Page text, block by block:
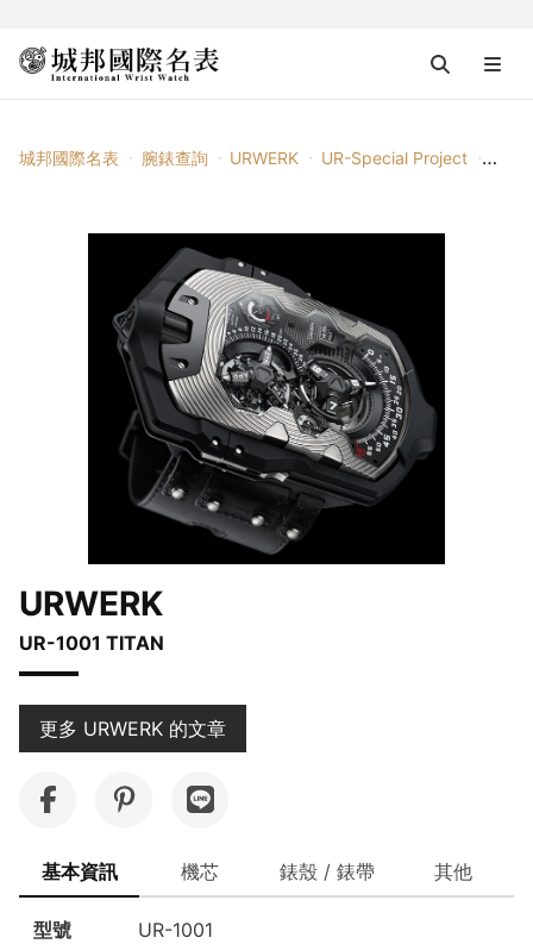
城邦國際名表 腕錶查詢 URWERK UR-Special Project UR-
URWERK
UR-1001 TITAN
更多 URWERK 的文章
基本資訊 機芯 錶殼 / 錶帶 其他
型號 UR-1001